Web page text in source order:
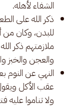
الشفاء لأهله.
ذكر الله على
للبدن، وكان من
ملازمتهم ذكر
والعجن والخبز
النهي عن النوم
عقب الأكل
ولا تناموا